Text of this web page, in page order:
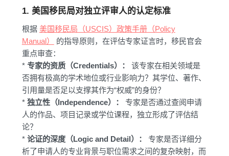
1. 美国移民局对独立评审人的认定标准
根据 美国移民局（USCIS）政策手册（Policy
Manual）
的指导原则，在评估专家证言时，移民官会
重点审查：
* 专家的资质（Credentials）：
该专家在相关领域是
否拥有极高的学术地位或行业影响力？其学位、著作、
引用量是否足以支撑其作为“权威”的身份？
* 独立性（Independence）：
专家是否通过查阅申请
人的作品、项目记录或学位课程，独立形成了评估结
论？
* 论证的深度（Logic and Detail）：
专家是否详细分
析了申请人的专业背景与职位需求之间的复杂映射，而